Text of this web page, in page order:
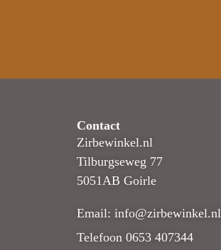
Contact
Zirbewinkel.nl
Tilburgseweg 77
5051AB Goirle
Email: info@zirbewinkel.nl
Telefoon 0653 407344